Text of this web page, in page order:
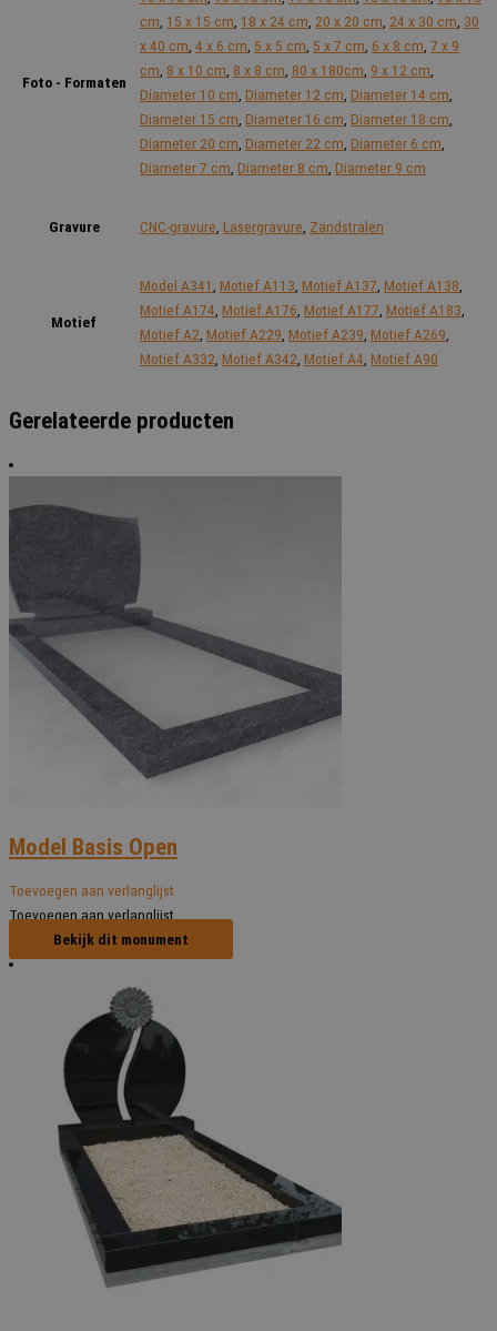
Foto - Formaten
cm, 15 x 15 cm, 18 x 24 cm, 20 x 20 cm, 24 x 30 cm, 30
x 40 cm, 4 x 6 cm, 5 x 5 cm, 5 x 7 cm, 6 x 8 cm, 7 x 9
cm, 8 x 10 cm, 8 x 8 cm, 80 x 180cm, 9 x 12 cm,
Diameter 10 cm, Diameter 12 cm, Diameter 14 cm,
Diameter 15 cm, Diameter 16 cm, Diameter 18 cm,
Diameter 20 cm, Diameter 22 cm, Diameter 6 cm,
Diameter 7 cm, Diameter 8 cm, Diameter 9 cm
Gravure CNC-gravure, Lasergravure, Zandstralen
Motief
Model A341, Motief A113, Motief A137, Motief A138,
Motief A174, Motief A176, Motief A177, Motief A183,
Motief A2, Motief A229, Motief A239, Motief A269,
Motief A332, Motief A342, Motief A4, Motief A90
Gerelateerde producten
Model Basis Open
Toevoegen aan verlanglijst
Toevoegen aan verlanglijst
Bekijk dit monument